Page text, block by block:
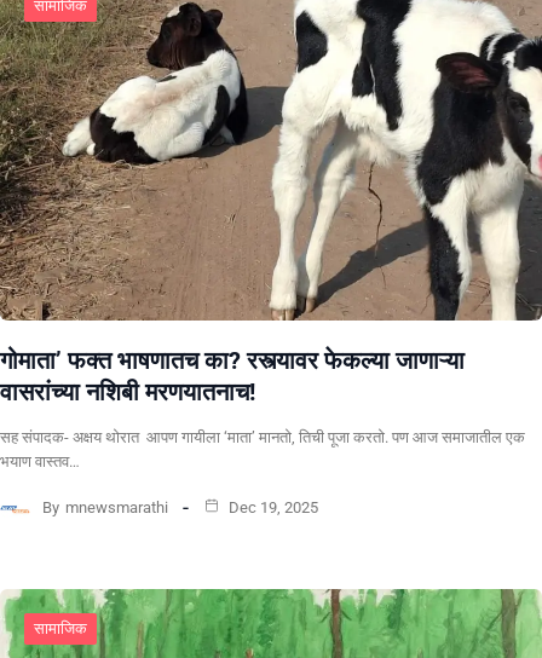
सामाजिक
गोमाता’ फक्त भाषणातच का? रस्त्यावर फेकल्या जाणाऱ्या
वासरांच्या नशिबी मरणयातनाच!
सह संपादक- अक्षय थोरात ​ ​आपण गायीला ‘माता’ मानतो, तिची पूजा करतो. पण आज समाजातील एक
भयाण वास्तव…
By mnewsmarathi Dec 19, 2025
सामाजिक